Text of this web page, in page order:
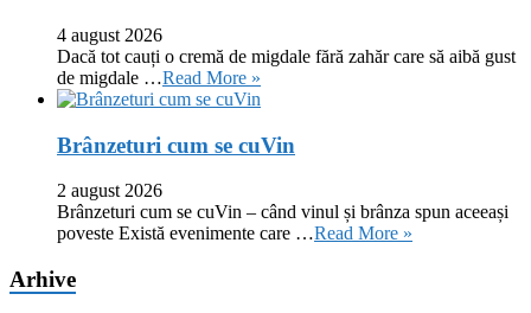
4 august 2026
Dacă tot cauți o cremă de migdale fără zahăr care să aibă gust
de migdale …Read More »
Brânzeturi cum se cuVin
2 august 2026
Brânzeturi cum se cuVin – când vinul și brânza spun aceeași
poveste Există evenimente care …Read More »
Arhive